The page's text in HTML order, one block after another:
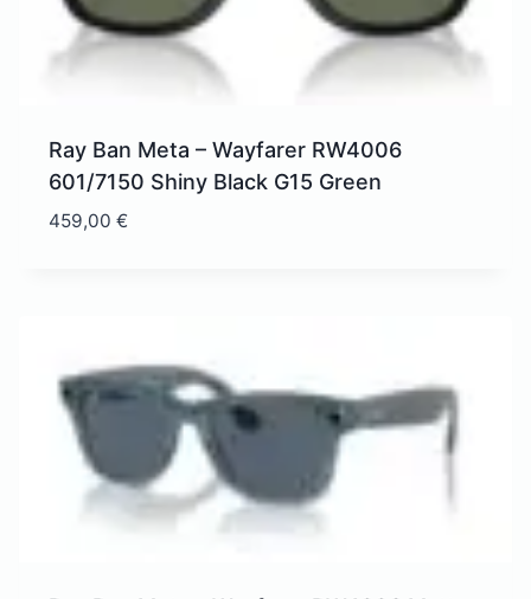
Ray Ban Meta – Wayfarer RW4006
601/7150 Shiny Black G15 Green
459,00€